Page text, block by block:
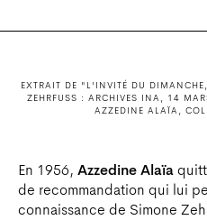
EXTRAIT DE "L'INVITÉ DU
ZEHRFUSS : ARCHIVES INA, 14
AZZEDINE ALAÏA,
En 1956, Azzedine Alaïa
de recommandation qui lui
connaissance de Simone